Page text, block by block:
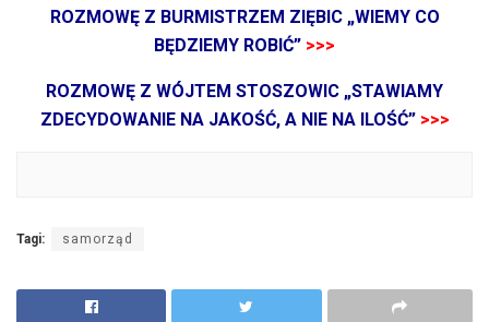
ROZMOWĘ Z BURMISTRZEM ZIĘBIC „WIEMY CO
BĘDZIEMY ROBIĆ” >>>
ROZMOWĘ Z WÓJTEM STOSZOWIC „STAWIAMY
ZDECYDOWANIE NA JAKOŚĆ, A NIE NA ILOŚĆ” >>>
Tagi: samorząd